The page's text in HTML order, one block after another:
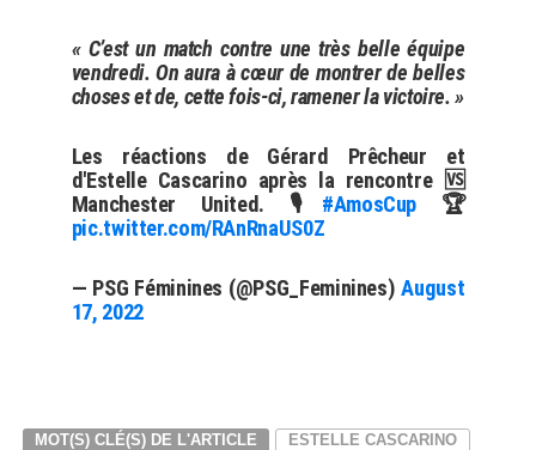
« C’est un match contre une très belle équipe
vendredi. On aura à cœur de montrer de belles
choses et de, cette fois-ci, ramener la victoire. »
Les réactions de Gérard Prêcheur et
d'Estelle Cascarino après la rencontre 🆚
Manchester United. 🎙️ #AmosCup 🏆
pic.twitter.com/RAnRnaUS0Z
— PSG Féminines (@PSG_Feminines)August
17, 2022
MOT(S) CLÉ(S) DE L'ARTICLE
ESTELLE CASCARINO